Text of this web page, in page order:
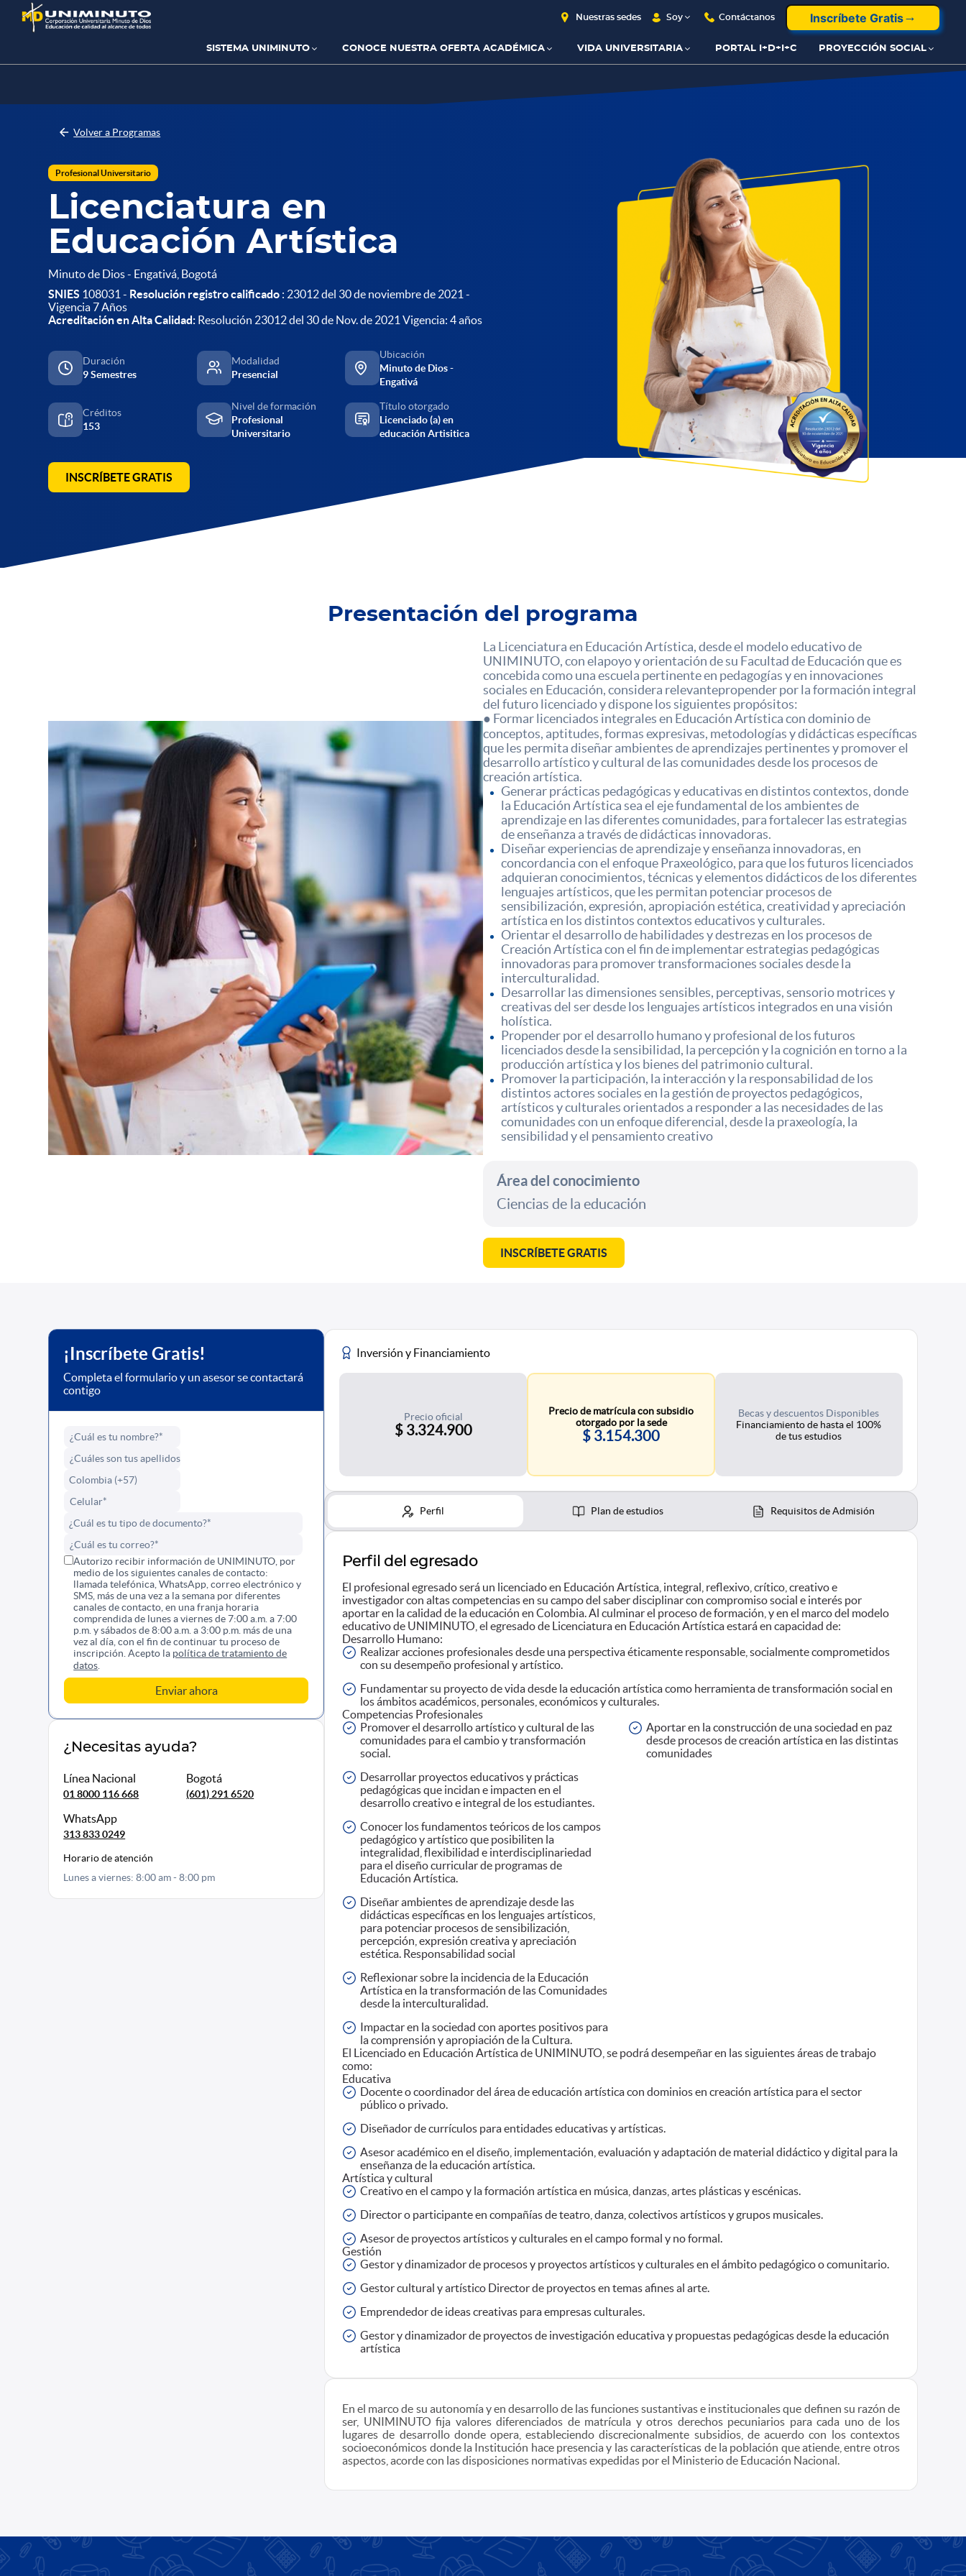
contenido
Nuestras sedes Soy Contáctanos Inscríbete Gratis
SISTEMA UNIMINUTO CONOCE NUESTRA OFERTA ACADÉMICA VIDA UNIVERSITARIA PORTAL I+D+I+C PROYECCIÓN SOCIAL
Volver a Programas
Profesional Universitario
Licenciatura en
Educación Artística
Minuto de Dios - Engativá, Bogotá
SNIES 108031 - Resolución registro calificado : 23012 del 30 de noviembre de 2021 -
Vigencia 7 Años
Acreditación en Alta Calidad: Resolución 23012 del 30 de Nov. de 2021 Vigencia: 4 años
Duración
9 Semestres
Modalidad
Presencial
Ubicación
Minuto de Dios -
Engativá
Créditos
153
Nivel de formación
Profesional
Universitario
Título otorgado
Licenciado (a) en
educación Artisitica
INSCRÍBETE GRATIS
Presentación del programa
La Licenciatura en Educación Artística, desde el modelo educativo de
UNIMINUTO, con elapoyo y orientación de su Facultad de Educación que es
concebida como una escuela pertinente en pedagogías y en innovaciones
sociales en Educación, considera relevantepropender por la formación integral
del futuro licenciado y dispone los siguientes propósitos:
● Formar licenciados integrales en Educación Artística con dominio de
conceptos, aptitudes, formas expresivas, metodologías y didácticas específicas
que les permita diseñar ambientes de aprendizajes pertinentes y promover el
desarrollo artístico y cultural de las comunidades desde los procesos de
creación artística.
Generar prácticas pedagógicas y educativas en distintos contextos, donde
la Educación Artística sea el eje fundamental de los ambientes de
aprendizaje en las diferentes comunidades, para fortalecer las estrategias
de enseñanza a través de didácticas innovadoras.
Diseñar experiencias de aprendizaje y enseñanza innovadoras, en
concordancia con el enfoque Praxeológico, para que los futuros licenciados
adquieran conocimientos, técnicas y elementos didácticos de los diferentes
lenguajes artísticos, que les permitan potenciar procesos de
sensibilización, expresión, apropiación estética, creatividad y apreciación
artística en los distintos contextos educativos y culturales.
Orientar el desarrollo de habilidades y destrezas en los procesos de
Creación Artística con el fin de implementar estrategias pedagógicas
innovadoras para promover transformaciones sociales desde la
interculturalidad.
Desarrollar las dimensiones sensibles, perceptivas, sensorio motrices y
creativas del ser desde los lenguajes artísticos integrados en una visión
holística.
Propender por el desarrollo humano y profesional de los futuros
licenciados desde la sensibilidad, la percepción y la cognición en torno a la
producción artística y los bienes del patrimonio cultural.
Promover la participación, la interacción y la responsabilidad de los
distintos actores sociales en la gestión de proyectos pedagógicos,
artísticos y culturales orientados a responder a las necesidades de las
comunidades con un enfoque diferencial, desde la praxeología, la
sensibilidad y el pensamiento creativo
Área del conocimiento
Ciencias de la educación
INSCRÍBETE GRATIS
¡Inscríbete Gratis!
Completa el formulario y un asesor se contactará
contigo
Autorizo recibir información de UNIMINUTO, por
medio de los siguientes canales de contacto:
llamada telefónica, WhatsApp, correo electrónico y
SMS, más de una vez a la semana por diferentes
canales de contacto, en una franja horaria
comprendida de lunes a viernes de 7:00 a.m. a 7:00
p.m. y sábados de 8:00 a.m. a 3:00 p.m. más de una
vez al día, con el fin de continuar tu proceso de
inscripción. Acepto la política de tratamiento de
datos
¿Necesitas ayuda?
Línea Nacional
01 8000 116 668
Bogotá
(601) 291 6520
WhatsApp
313 833 0249
Horario de atención
Lunes a viernes: 8:00 am - 8:00 pm
Inversión y Financiamiento
Precio oficial
$ 3.324.900
Precio de matrícula con subsidio
otorgado por la sede
$ 3.154.300
Becas y descuentos Disponibles
Financiamiento de hasta el 100%
de tus estudios
Perfil Plan de estudios Requisitos de Admisión
Perfil del egresado
El profesional egresado será un licenciado en Educación Artística, integral, reflexivo, crítico, creativo e
investigador con altas competencias en su campo del saber disciplinar con compromiso social e interés por
aportar en la calidad de la educación en Colombia. Al culminar el proceso de formación, y en el marco del modelo
educativo de UNIMINUTO, el egresado de Licenciatura en Educación Artística estará en capacidad de:
Desarrollo Humano:
Realizar acciones profesionales desde una perspectiva éticamente responsable, socialmente comprometidos
con su desempeño profesional y artístico.
Fundamentar su proyecto de vida desde la educación artística como herramienta de transformación social en
los ámbitos académicos, personales, económicos y culturales.
Competencias Profesionales
Promover el desarrollo artístico y cultural de las
comunidades para el cambio y transformación
social.
Desarrollar proyectos educativos y prácticas
pedagógicas que incidan e impacten en el
desarrollo creativo e integral de los estudiantes.
Conocer los fundamentos teóricos de los campos
pedagógico y artístico que posibiliten la
integralidad, flexibilidad e interdisciplinariedad
para el diseño curricular de programas de
Educación Artística.
Diseñar ambientes de aprendizaje desde las
didácticas específicas en los lenguajes artísticos,
para potenciar procesos de sensibilización,
percepción, expresión creativa y apreciación
estética. Responsabilidad social
Reflexionar sobre la incidencia de la Educación
Artística en la transformación de las Comunidades
desde la interculturalidad.
Impactar en la sociedad con aportes positivos para
la comprensión y apropiación de la Cultura.
Aportar en la construcción de una sociedad en paz
desde procesos de creación artística en las distintas
comunidades
El Licenciado en Educación Artística de UNIMINUTO, se podrá desempeñar en las siguientes áreas de trabajo
como:
Educativa
Docente o coordinador del área de educación artística con dominios en creación artística para el sector
público o privado.
Diseñador de currículos para entidades educativas y artísticas.
Asesor académico en el diseño, implementación, evaluación y adaptación de material didáctico y digital para la
enseñanza de la educación artística.
Artística y cultural
Creativo en el campo y la formación artística en música, danzas, artes plásticas y escénicas.
Director o participante en compañías de teatro, danza, colectivos artísticos y grupos musicales.
Asesor de proyectos artísticos y culturales en el campo formal y no formal.
Gestión
Gestor y dinamizador de procesos y proyectos artísticos y culturales en el ámbito pedagógico o comunitario.
Gestor cultural y artístico Director de proyectos en temas afines al arte.
Emprendedor de ideas creativas para empresas culturales.
Gestor y dinamizador de proyectos de investigación educativa y propuestas pedagógicas desde la educación
artística
En el marco de su autonomía y en desarrollo de las funciones sustantivas e institucionales que definen su razón de
ser, UNIMINUTO fija valores diferenciados de matrícula y otros derechos pecuniarios para cada uno de los
lugares de desarrollo donde opera, estableciendo discrecionalmente subsidios, de acuerdo con los contextos
socioeconómicos donde la Institución hace presencia y las características de la población que atiende, entre otros
aspectos, acorde con las disposiciones normativas expedidas por el Ministerio de Educación Nacional.